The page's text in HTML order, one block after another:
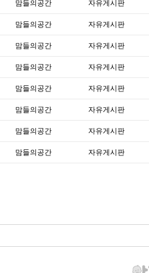
맘들의공간 자유게시판
맘들의공간 자유게시판
맘들의공간 자유게시판
맘들의공간 자유게시판
맘들의공간 자유게시판
맘들의공간 자유게시판
맘들의공간 자유게시판
맘들의공간 자유게시판